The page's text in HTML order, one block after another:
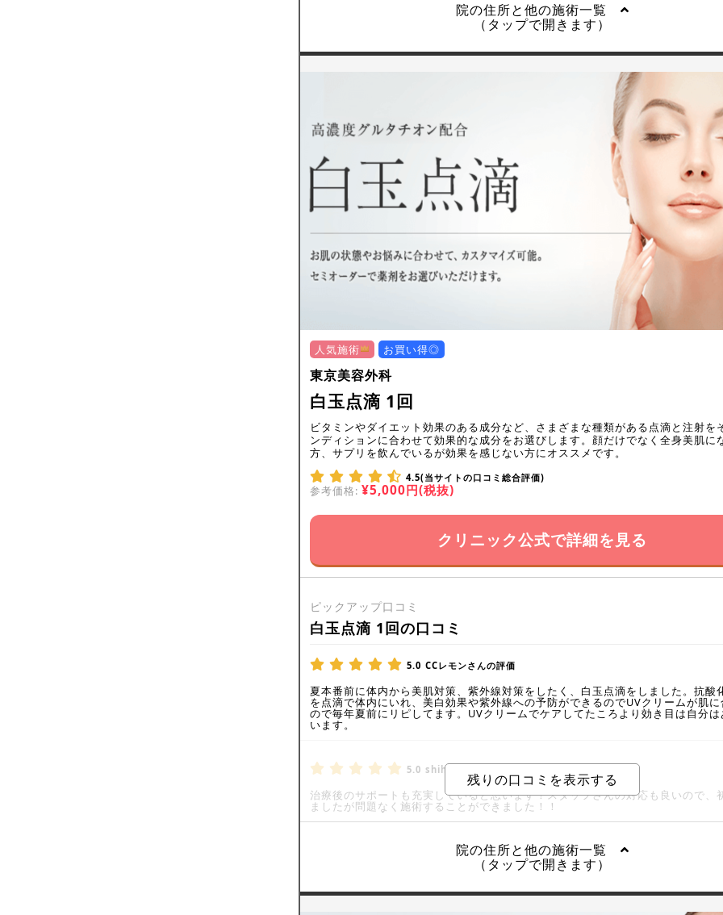
院の住所と他の施術一覧
（タップで開きます）
人気施術 お買い得◎
東京美容外科
白玉点滴 1回
ビタミンやダイエット効果のある成分など、さまざまな種類がある点滴と注射を
ンディションに合わせて効果的な成分をお選びします。顔だけでなく全身美肌に
方、サプリを飲んでいるが効果を感じない方にオススメです。
4.5(当サイトの口コミ総合評価)
参考価格: ¥5,000円(税抜)
クリニック公式で詳細を見る
ピックアップ口コミ
白玉点滴 1回の口コミ
5.0 CCレモンさんの評価
夏本番前に体内から美肌対策、紫外線対策をしたく、白玉点滴をしました。抗酸
を点滴で体内にいれ、美白効果や紫外線への予防ができるのでUVクリームが肌
ので毎年夏前にリピしてます。UVクリームでケアしてたころより効き目は自分は
います。
5.0 shihaさんの評価
治療後のサポートも充実していると思います！スタッフさんの対応も良いので、
ましたが問題なく施術することができました！！
院の住所と他の施術一覧
（タップで開きます）